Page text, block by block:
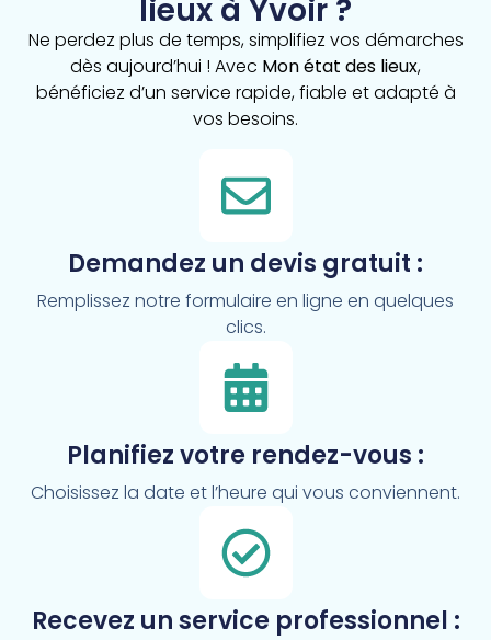
lieux à Yvoir ?
Ne perdez plus de temps, simplifiez vos démarches
dès aujourd’hui ! Avec Mon état des lieux,
bénéficiez d’un service rapide, fiable et adapté à
vos besoins.
Demandez un devis gratuit :
Remplissez notre formulaire en ligne en quelques
clics.
Planifiez votre rendez-vous :
Choisissez la date et l’heure qui vous conviennent.
Recevez un service professionnel :